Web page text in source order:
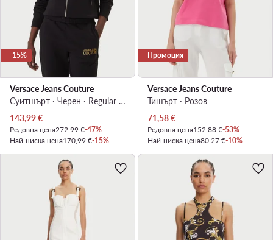
-15%
Versace Jeans Couture
Суитшърт · Черен · Regular Fit
Актуална цена
143,99€
Редовна цена272,99 €-47%
Най-ниска цена170,99 €-15%
Промоция
Versace Jeans Couture
Тишърт · Розов
Актуална цена
71,58€
Редовна цена152,88 €-53%
Най-ниска цена80,27 €-10%